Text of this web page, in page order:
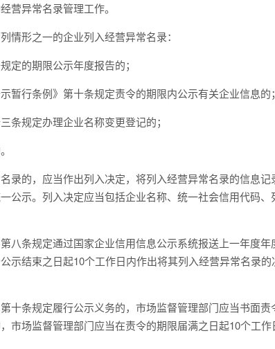
营异常名录管理工作。
形之一的企业列入经营异常名录：
定的期限公示年度报告的；
暂行条例》第十条规定责令的期限内公示有关企业信息的；
条规定办理企业名称变更登记的；
录的，应当作出列入决定，将列入经营异常名录的信息记
公示。列入决定应当包括企业名称、统一社会信用代码、
八条规定通过国家企业信用信息公示系统报送上一年度年
示结束之日起10个工作日内作出将其列入经营异常名录
十条规定履行公示义务的，市场监督管理部门应当书面责
市场监督管理部门应当在责令的期限届满之日起10个工作